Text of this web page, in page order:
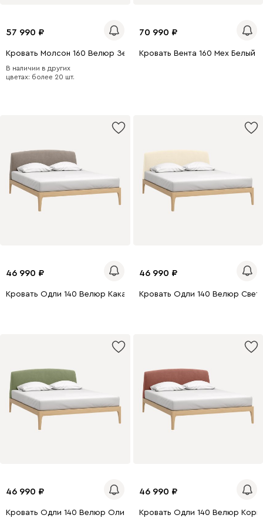
57 990
Кровать Молсон 160 Велюр Зеленый
В наличии в других
цветах: более 20 шт.
70 990
Кровать Вента 160 Мех Белый
46 990
Кровать Одли 140 Велюр Какао
46 990
Кровать Одли 140 Велюр
46 990
Кровать Одли 140 Велюр Оливковый
46 990
Кровать Одли 140 Велюр